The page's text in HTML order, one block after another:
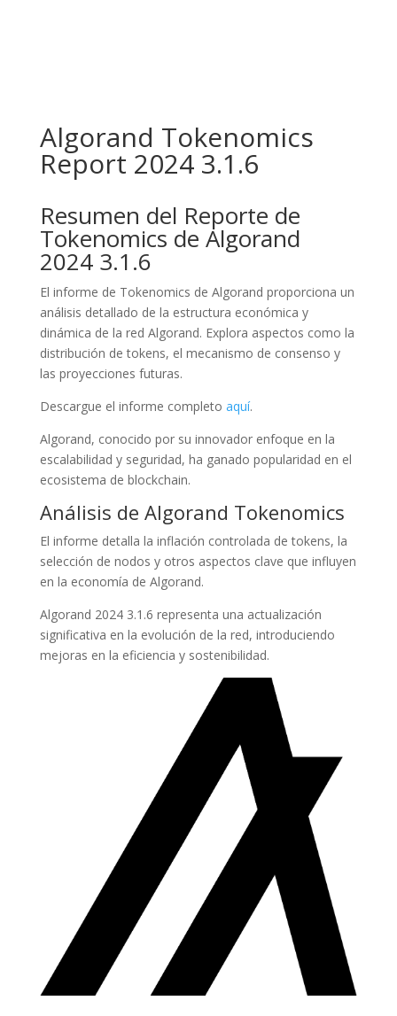
Algorand Tokenomics
Report 2024 3.1.6
Resumen del Reporte de
Tokenomics de Algorand
2024 3.1.6
El informe de Tokenomics de Algorand proporciona un
análisis detallado de la estructura económica y
dinámica de la red Algorand. Explora aspectos como la
distribución de tokens, el mecanismo de consenso y
las proyecciones futuras.
Descargue el informe completo aquí.
Algorand, conocido por su innovador enfoque en la
escalabilidad y seguridad, ha ganado popularidad en el
ecosistema de blockchain.
Análisis de Algorand Tokenomics
El informe detalla la inflación controlada de tokens, la
selección de nodos y otros aspectos clave que influyen
en la economía de Algorand.
Algorand 2024 3.1.6 representa una actualización
significativa en la evolución de la red, introduciendo
mejoras en la eficiencia y sostenibilidad.